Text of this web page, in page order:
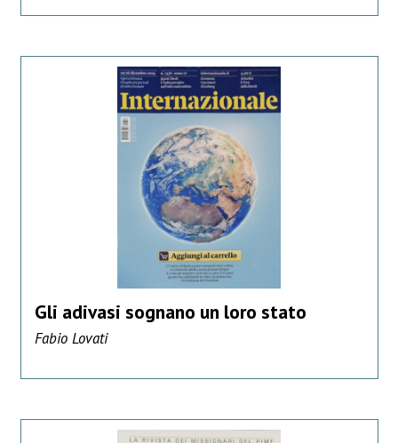
Gli adivasi sognano un loro stato
Fabio Lovati